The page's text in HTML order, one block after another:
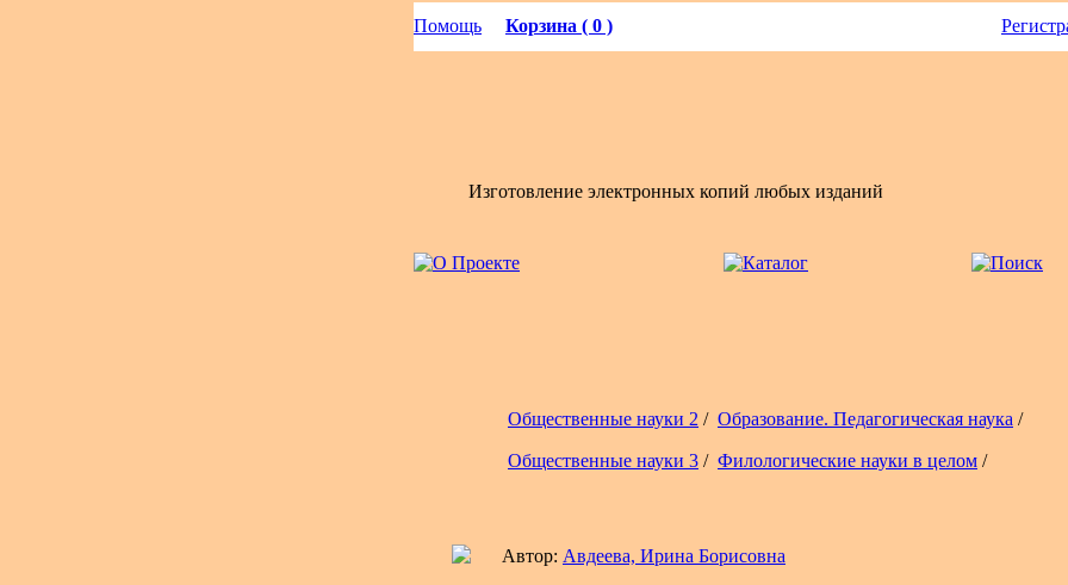
Помощь Корзина ( 0 )
Изготовление электронных копий любых изданий
Общественные науки 2 / Образование. Педагогическая наука /
Общественные науки 3 / Филологические науки в целом /
Автор: Авдеева, Ирина Борисовна